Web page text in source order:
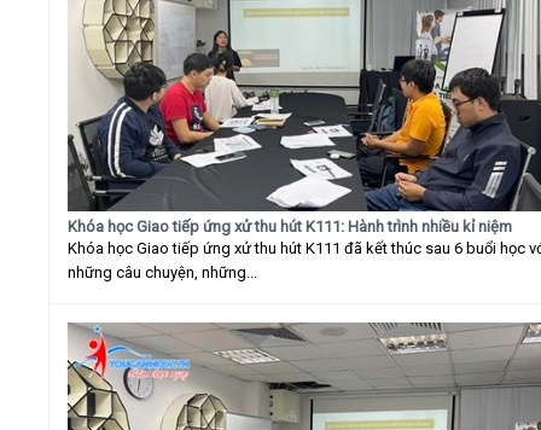
Khóa học Giao tiếp ứng xử thu hút K111: Hành trình nhiều kỉ niệm
Khóa học Giao tiếp ứng xử thu hút K111 đã kết thúc sau 6 buổi học
những câu chuyện, những...